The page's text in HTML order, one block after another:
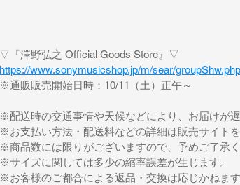
▽『澤野弘之 Official Goods Store』▽
https://www.sonymusicshop.jp/m/sear/
※通販販売開始日時：10/11（土）正午～
※配送時の交通事情や天候などにより、お届けが
※お支払い方法・配送料などの詳細は販売サイトを
※商品数には限りがございますので、予めご了承く
※サイズに関しては多少の縮率誤差が生じます。
※お客様のご都合による返品・交換は応じかねます